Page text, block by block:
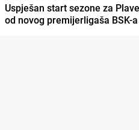
Uspješan start sezone za
od novog premijerligaša BSK-a